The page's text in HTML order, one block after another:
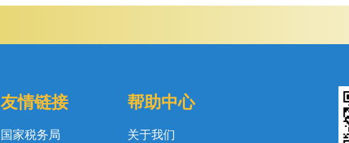
友情链接
国家税务局
帮助中心
关于我们